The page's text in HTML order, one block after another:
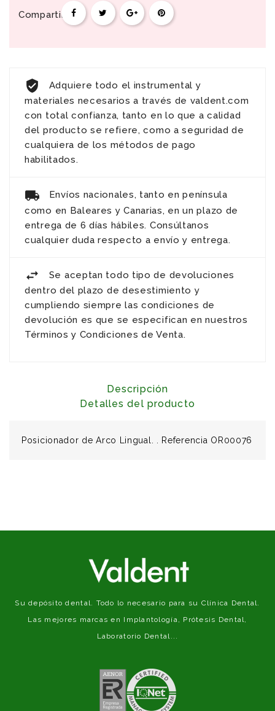
Compartir
Adquiere todo el instrumental y
materiales necesarios a través de valdent.com
con total confianza, tanto en lo que a calidad
del producto se refiere, como a seguridad de
cualquiera de los métodos de pago
habilitados.
Envíos nacionales, tanto en península
como en Baleares y Canarias, en un plazo de
entrega de 6 días hábiles. Consúltanos
cualquier duda respecto a envío y entrega.
Se aceptan todo tipo de devoluciones
dentro del plazo de desestimiento y
cumpliendo siempre las condiciones de
devolución es que se especifican en nuestros
Términos y Condiciones de Venta.
Descripción
Detalles del producto
Posicionador de Arco Lingual. . Referencia OR00076
Su depósito dental. Todo lo necesario para su Clínica Dental.
Las mejores marcas en Implantología, Prótesis Dental,
Laboratorio Dental...